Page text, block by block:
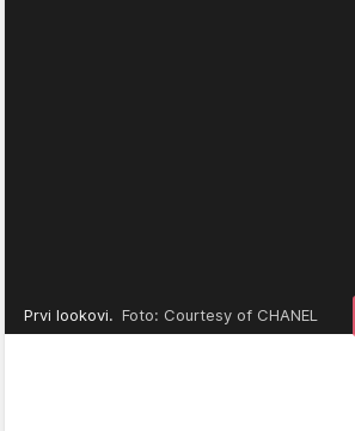
Prvi lookovi. Foto: Courtesy of CHANEL